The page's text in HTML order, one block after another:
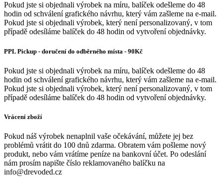
Pokud jste si objednali výrobek na míru, balíček odešleme do 48
hodin od schválení grafického návrhu, který vám zašleme na e-mail.
Pokud jste si objednali výrobek, který není personalizovaný, v tom
případě odesíláme balíček do 48 hodin od vytvoření objednávky.
PPL Pickup - doručení do odběrného místa - 90Kč
Pokud jste si objednali výrobek na míru, balíček odešleme do 48
hodin od schválení grafického návrhu, který vám zašleme na e-mail.
Pokud jste si objednali výrobek, který není personalizovaný, v tom
případě odesíláme balíček do 48 hodin od vytvoření objednávky.
Vrácení zboží
Pokud náš výrobek nenaplnil vaše očekávání, můžete jej bez
problémů vrátit do 100 dnů zdarma. Obratem vám pošleme nový
produkt, nebo vám vrátíme peníze na bankovní účet. Po odeslání
nám prosím napište číslo reklamovaného balíčku na
info@drevoded.cz